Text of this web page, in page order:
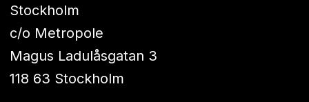
Stockholm
c/o Metropole
Magus Ladulåsgatan 3
118 63 Stockholm